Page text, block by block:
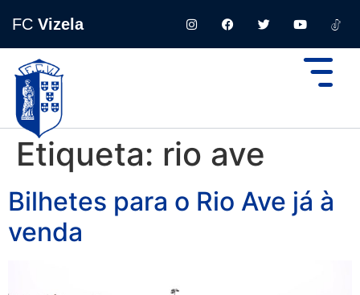
FC Vizela
Etiqueta: rio ave
Bilhetes para o Rio Ave já à
venda